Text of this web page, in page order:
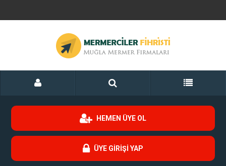
HEMEN ÜYE OL
ÜYE GİRİŞİ YAP